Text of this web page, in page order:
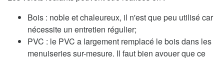
Bois : noble et chaleureux, il n'est que peu utilisé car
nécessite un entretien régulier;
PVC : le PVC a largement remplacé le bois dans les
menuiseries sur-mesure. Il faut bien avouer que ce